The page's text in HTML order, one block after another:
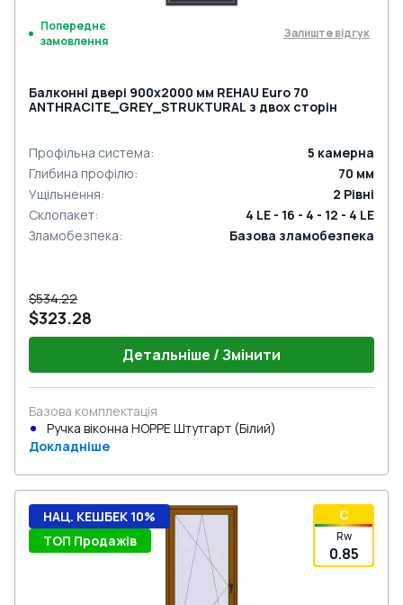
Попереднє
замовлення
Залиште відгук
Балконні двері 900x2000 мм REHAU Euro 70
ANTHRACITE_GREY_STRUKTURAL з двох сторін
Профільна система: 5 камерна
Глибина профілю: 70 мм
Ущільнення: 2 Рівні
Склопакет:
4 LE - 16 - 4 - 12 - 4 LE
Зламобезпека: Базова зламобезпека
$534.22
$323.28
Детальніше / Змінити
Базова комплектація
Ручка віконна HOPPE Штутгарт (Білий)
Докладніше
C
Rw
0.85
НАЦ. КЕШБЕК 10%
ТОП Продажів